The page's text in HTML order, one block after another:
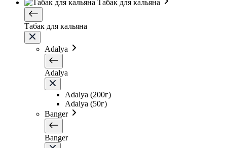
Табак для кальяна
Табак для кальяна
Adalya
Adalya
Adalya (200г)
Adalya (50г)
Banger
Banger